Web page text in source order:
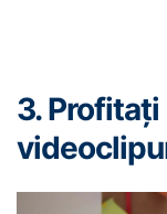
3. Profitați